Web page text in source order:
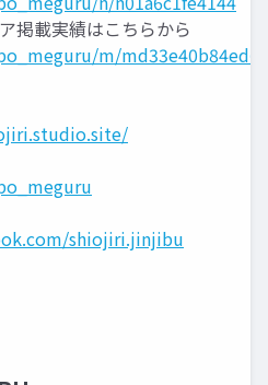
掲載実績はこちらから
m/md33e40b84ed6
shiojiri.jinjibu